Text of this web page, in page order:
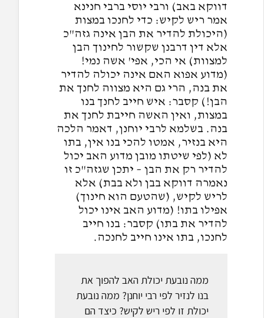
דווקא באב) ורבי יוסי ברבי חנינא
אמר ריש לקיש: כדי לחנכו במצות
(היכולת להדיר את הבן אינה גזה"כ
אלא דין דרבנן שקשור לחינוך הבן
למצוות) אי הכי, אפי' אשה נמי!
(מדוע אפוא האם אינה יכולה להדיר
את בנה, הרי גם היא מצווה לחנך את
הבן!) קסבר: איש חייב לחנך בנו
במצות, ואין האשה חייבת לחנך את
בנה. בשלמא לרבי יוחנן, דאמר הלכה
היא בנזיר, אמטו להכי בנו אין, בתו
לא (לפי שיטתו מובן מדוע האב יכול
להדיר רק את הבן – יתכן שגזה"כ זו
נאמרה דווקא בבן ולא בבת) אלא
לריש לקיש, (שהטעם הוא חינוך)
אפילו בתו! (מדוע האב אינו יכול
להדיר את בתו) קסבר: בנו חייב
לחנכו, בתו אינו חייב לחנכה.
ממה נובעת יכולת האב להפוך את
בנו לנזיר לפי רבי יוחנן? ממה נובעת
יכולת זו לפי ריש לקיש? כיצד הם